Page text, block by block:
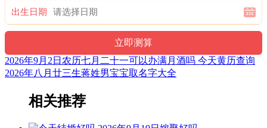
出生日期
2026年9月2日农历七月二十一可以办满月酒吗 今天黄历查询
2026年八月廿三生蒋姓男宝宝取名字大全
相关推荐